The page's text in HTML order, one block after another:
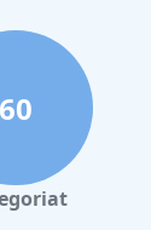
Vaikka
kuten
olevan
60